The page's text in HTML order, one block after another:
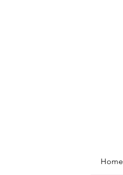
Home